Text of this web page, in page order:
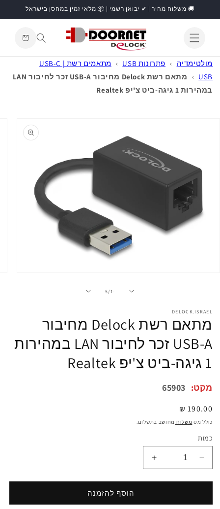
דילוג🚚 משלוח מהיר | ✔ יבואן רשמי | 📦 מלאי זמין במחסן בישראל
התחברות
קניות
מולטימדיה › פתרונות USB ›
מתאמים רשת USB-C |
USB
›
מתאם רשת Delock מחיבור USB-A זכר לחיבור LAN
במהירות 1 גיגה-ביט צ'יפ Realtek
-1
/מתוך
5
DELOCK.ISRAEL
מתאם רשת Delock מחיבור
USB-A זכר לחיבור LAN במהירות
1 גיגה-ביט צ'יפ Realtek
מקט: 65903
מחיר
רגיל
190.00 ₪
כולל מס משלוח מחושב בתשלום.
כמות
הפחתת
כמות
ל
רשת
הגדלת
כמות
ל
מתאם
רשת
הוסף להזמנה